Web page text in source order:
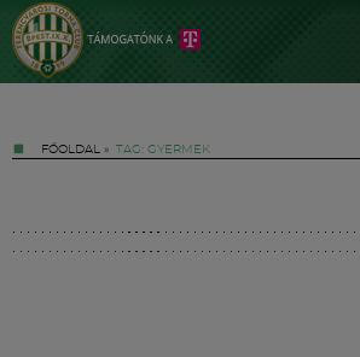
FŐOLDAL » TAG: GYERMEK